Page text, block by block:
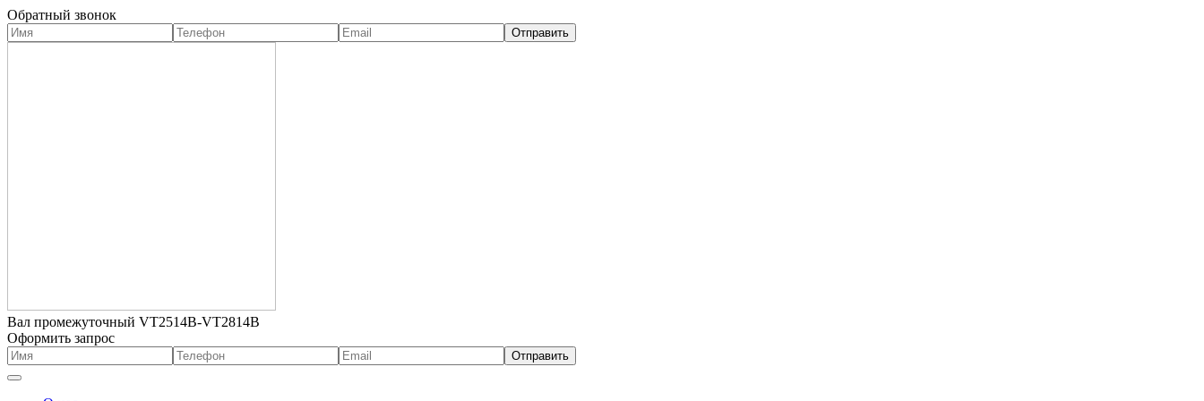
Обратный звонок
Вал промежуточный VT2514B-VT2814B
Оформить запрос